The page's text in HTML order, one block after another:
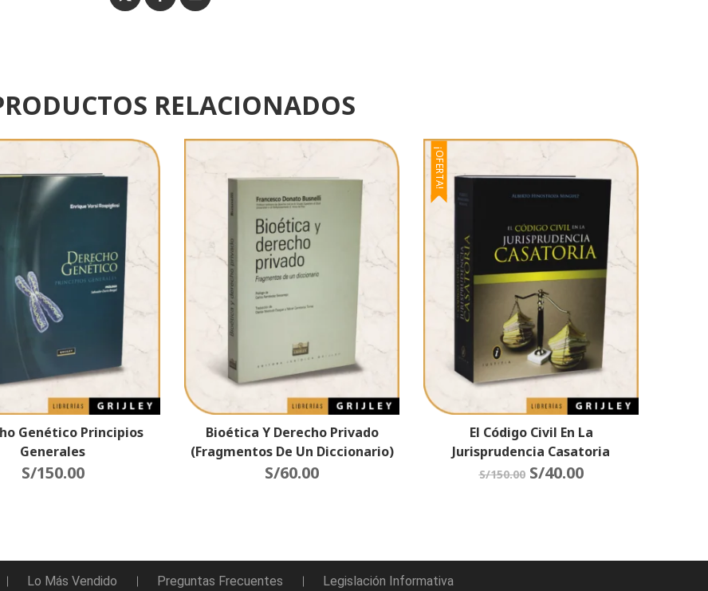
RELACIONADOS
Genético Principios
Generales
S/150.00
Bioética Y Derecho Privado
(Fragmentos De Un Diccionario)
S/60.00
¡OFERTA!
El Código Civil En La
Jurisprudencia Casatoria
S/150.00 S/40.00
Lo Más Vendido Preguntas Frecuentes Legislación Informativa